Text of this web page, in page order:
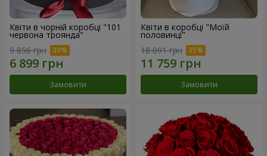
Квіти в чорній коробці "101
червона троянда"
9 856 грн
Замовити
Квіти в коробці "Моїй
половинці"
18 091 грн
Замовити